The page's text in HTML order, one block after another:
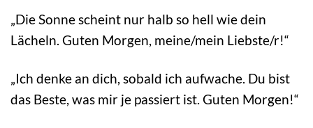
„Die Sonne scheint nur halb so hell wie dein
Lächeln. Guten Morgen, meine/mein Liebste/r!“
„Ich denke an dich, sobald ich aufwache. Du bist
das Beste, was mir je passiert ist. Guten Morgen!“